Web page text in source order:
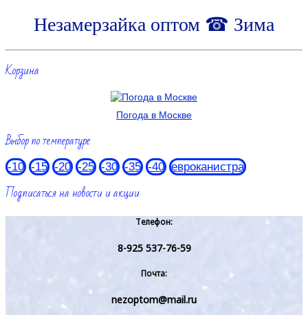
Незамерзайка оптом ☎ Зима
Корзина
Погода в Москве
Выбор по температуре
-10 -15 -20 -25 -30 -35 -40 евроканистра
Подписаться на новости и акции
Телефон:
8-925 537-76-59
Почта:
nezoptom@mail.ru